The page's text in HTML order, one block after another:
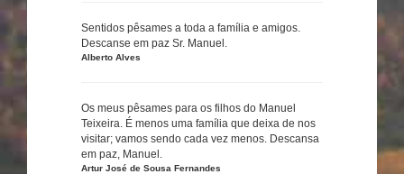
Sentidos pêsames a toda a família e amigos.
Descanse em paz Sr. Manuel.
Alberto Alves
Os meus pêsames para os filhos do Manuel
Teixeira. É menos uma família que deixa de nos
visitar; vamos sendo cada vez menos. Descansa
em paz, Manuel.
Artur José de Sousa Fernandes